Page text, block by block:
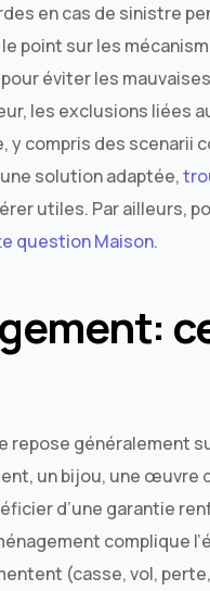
en cas de sinistre
point sur les
éviter les
les exclusions liées
y compris des scenarii
solution adaptée,
utiles. Par ailleurs,
question Maison.
repose généralement
un bijou, une œuvre
d’une garantie
complique
(casse, vol,